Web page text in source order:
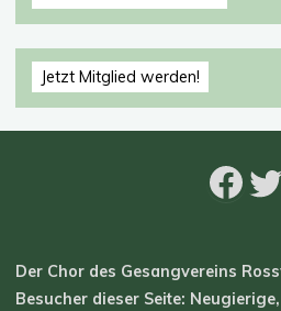
Jetzt Mitglied werden!
Der Chor des Gesangvereins
Besucher dieser Seite: